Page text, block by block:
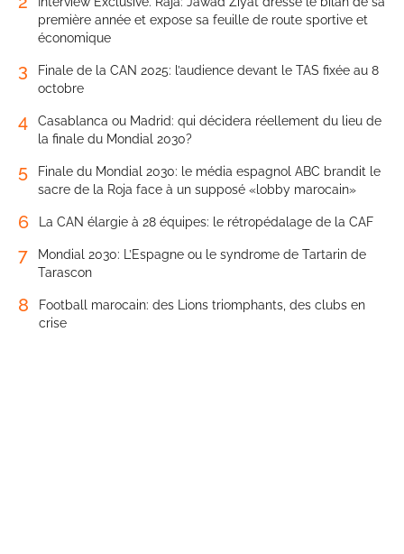
première année et expose sa feuille de route sportive et
économique
3
Finale de la CAN 2025: l’audience devant le TAS fixée au 8
octobre
4
Casablanca ou Madrid: qui décidera réellement du lieu de
la finale du Mondial 2030?
5
Finale du Mondial 2030: le média espagnol ABC brandit le
sacre de la Roja face à un supposé «lobby marocain»
6 La CAN élargie à 28 équipes: le rétropédalage de la CAF
7
Mondial 2030: L’Espagne ou le syndrome de Tartarin de
Tarascon
8
Football marocain: des Lions triomphants, des clubs en
crise